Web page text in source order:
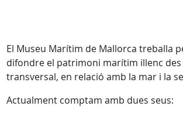
El Museu Marítim de Mallorca treballa
difondre el patrimoni marítim illenc des
transversal, en relació amb la mar i la
Actualment comptam amb dues seus: